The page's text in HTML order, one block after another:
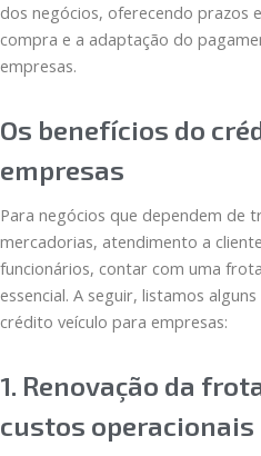
dos negócios, oferecendo prazos
compra e a adaptação do
empresas.
Os benefícios do
empresas
Para negócios que dependem de
mercadorias, atendimento a
funcionários, contar com uma
essencial. A seguir, listamos
crédito veículo para empresas:
1. Renovação da
custos operacionais